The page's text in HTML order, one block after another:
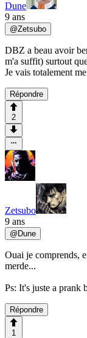
Dune
9 ans
@Zetsubo
DBZ a beau avoir
m'a suffit) surtout
Je vais totalement
Répondre
2
Zetsubo
9 ans
@ Dune
Ouai je comprends,
merde...
Ps: It's juste a prank
Répondre
1